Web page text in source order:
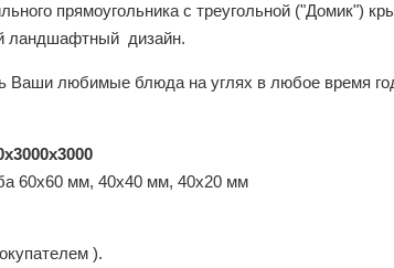
прямоугольника с треугольной ("Домик")
ландшафтный дизайн.
Ваши любимые блюда на углях в любое время
60х60 мм, 40х40 мм, 40х20 мм
).